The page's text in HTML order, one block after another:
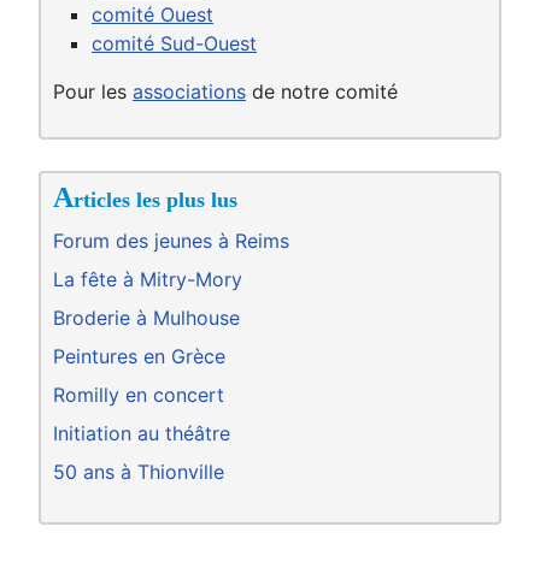
comité Ouest
comité Sud-Ouest
Pour les associations de notre comité
Articles les plus lus
Forum des jeunes à Reims
La fête à Mitry-Mory
Broderie à Mulhouse
Peintures en Grèce
Romilly en concert
Initiation au théâtre
50 ans à Thionville